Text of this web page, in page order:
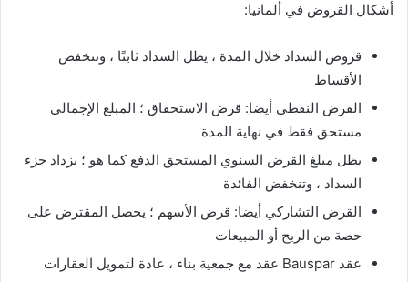
أشكال القروض في ألمانيا:
قروض السداد خلال المدة ، يظل السداد ثابتًا ، وتنخفض
الأقساط
القرض النقطي أيضا: قرض الاستحقاق ؛ المبلغ الإجمالي
مستحق فقط في نهاية المدة
يظل مبلغ القرض السنوي المستحق الدفع كما هو ؛ يزداد جزء
السداد ، وتنخفض الفائدة
القرض التشاركي أيضا: قرض الأسهم ؛ يحصل المقترض على
حصة من الربح أو المبيعات
عقد Bauspar عقد مع جمعية بناء ، عادة لتمويل العقارات